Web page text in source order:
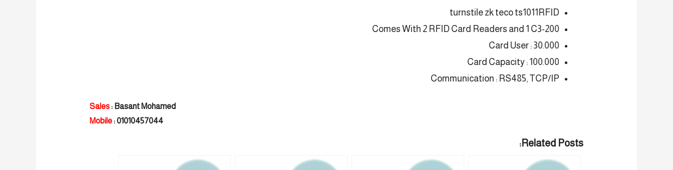
turnstile zk teco ts1011RFID
Comes With 2 RFID Card Readers and 1 C3-200
Card User : 30.000
Card Capacity : 100.000
Communication : RS485, TCP/IP
Sales: Basant Mohamed
Mobile: 01010457044
Related Posts: